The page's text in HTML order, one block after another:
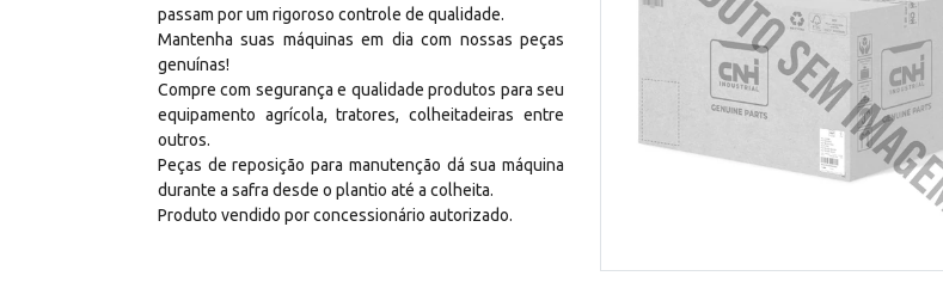
passam por um rigoroso controle de qualidade.
Mantenha suas máquinas em dia com nossas peças
genuínas!
Compre com segurança e qualidade produtos para seu
equipamento agrícola, tratores, colheitadeiras entre
outros.
Peças de reposição para manutenção dá sua máquina
durante a safra desde o plantio até a colheita.
Produto vendido por concessionário autorizado.